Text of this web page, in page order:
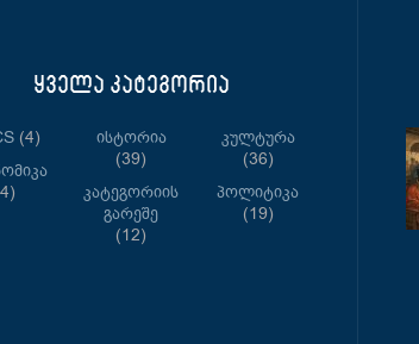
ყველა კატეგორია
(4)
Ისტორია
(39)
Კატეგორიის
Გარეშე
(12)
Კულტურა
(36)
Პოლიტიკა
(19)